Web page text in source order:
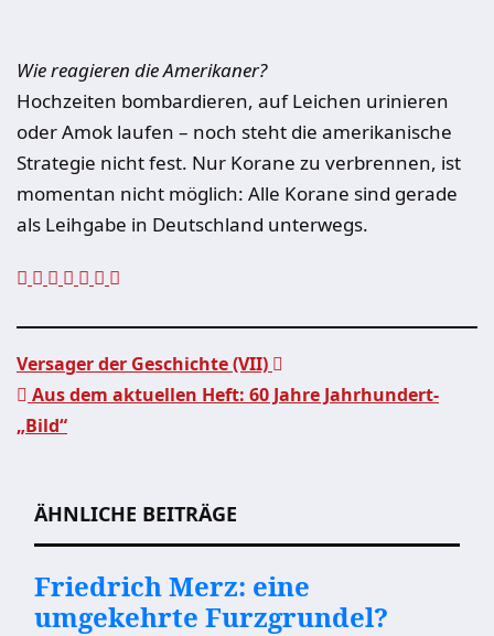
Wie reagieren die Amerikaner?
Hochzeiten bombardieren, auf Leichen urinieren
oder Amok laufen – noch steht die amerikanische
Strategie nicht fest. Nur Korane zu verbrennen, ist
momentan nicht möglich: Alle Korane sind gerade
als Leihgabe in Deutschland unterwegs.
Beitragsnavigation
Versager der Geschichte (VII)
Aus dem aktuellen Heft: 60 Jahre Jahrhundert-
„Bild“
ÄHNLICHE BEITRÄGE
Friedrich Merz: eine
umgekehrte Furzgrundel?